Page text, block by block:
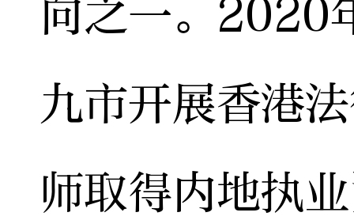
向之一。2020
九市开展香港
师取得内地执